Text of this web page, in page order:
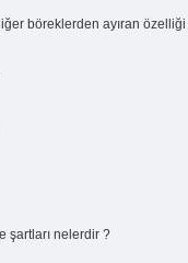
böreklerden ayıran
şartları nelerdir ?